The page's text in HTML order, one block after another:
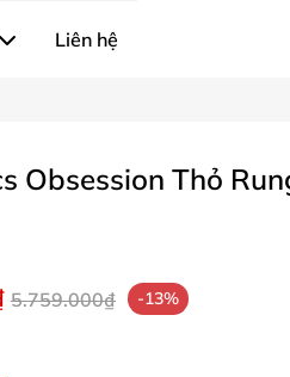
Liên hệ
Obsession Thỏ
5.759.000₫ -13%